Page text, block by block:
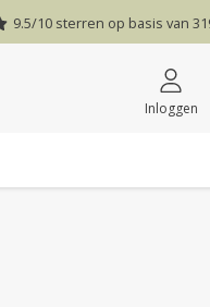
9.5/10 sterren op basis van
Inloggen